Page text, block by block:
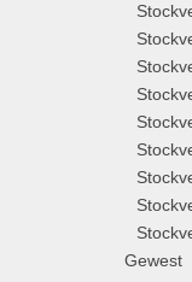
Gewest